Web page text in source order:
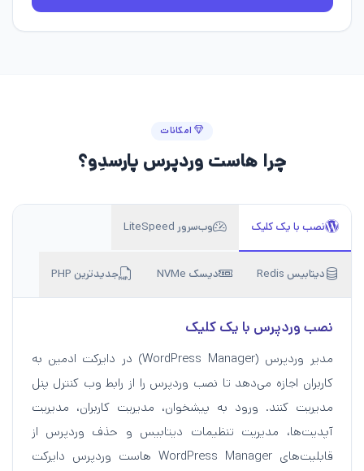
امکانات
چرا هاست وردپرس پارسدِو؟
نصب با یک کلیک وب‌سرور LiteSpeed
دیتابیس Redis دیسک NVMe جدیدترین PHP
نصب وردپرس با یک کلیک
مدیر وردپرس (WordPress Manager) در دایرکت ادمین به
کاربران اجازه می‌دهد تا نصب وردپرس را از رابط وب کنترل پنل
مدیریت کنند. ورود به پیشخوان، مدیریت کاربران، مدیریت
آپدیت‌ها، مدیریت تنظیمات دیتابیس و حذف وردپرس از
قابلیت‌های WordPress Manager هاست وردپرس دایرکت